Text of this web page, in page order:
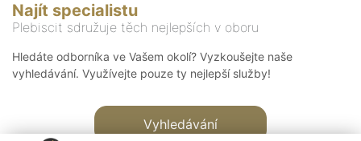
Najít specialistu
Plebiscit sdružuje těch nejlepších v oboru
Hledáte odborníka ve Vašem okolí? Vyzkoušejte naše
vyhledávání. Využívejte pouze ty nejlepší služby!
Vyhledávání